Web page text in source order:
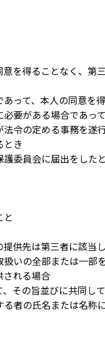
を得ることなく、
って、本人の同意を
要がある場合であっ
令の定める事務を
とき
委員会に届出をした
供先は第三者に該当し
いの全部または一部
される場合
その旨並びに共同
者の氏名または名